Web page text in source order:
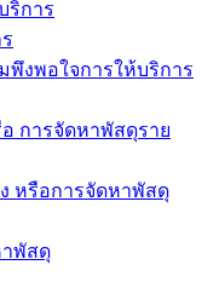
ริการ
พึงพอใจการให้บริการ
การจัดหาพัสดุราย
หรือการจัดหาพัสดุ
าพัสดุ